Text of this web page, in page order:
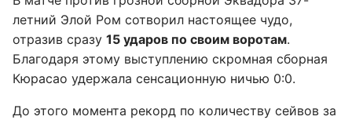
летний Элой Ром сотворил настоящее чудо,
отразив сразу 15 ударов по своим воротам.
Благодаря этому выступлению скромная сборная
Кюрасао удержала сенсационную ничью 0:0.
До этого момента рекорд по количеству сейвов за